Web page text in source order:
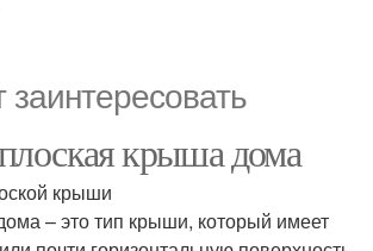
крыша дома
крыши
– это тип крыши, который имеет